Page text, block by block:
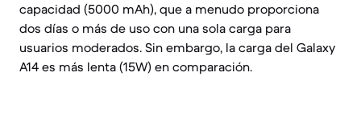
capacidad (5000 mAh), que a menudo proporciona
dos días o más de uso con una sola carga para
usuarios moderados. Sin embargo, la carga del Galaxy
A14 es más lenta (15W) en comparación.